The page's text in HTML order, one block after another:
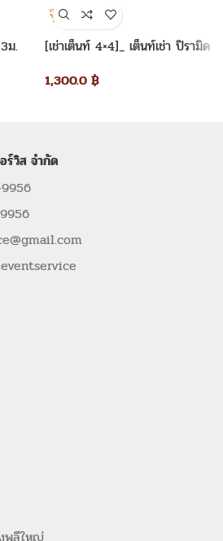
ม.
[เช่าเต็นท์ 4×4]_ เต็นท์เช่า ปิรามิด
1,300.0 ฿
ร์วิส จำกัด